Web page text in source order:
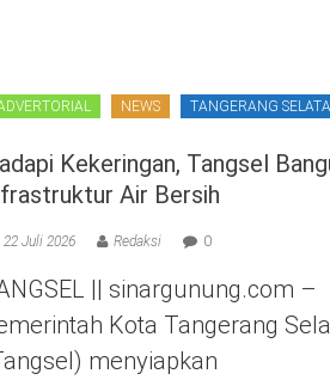
NEWS TANGERANG
Kekeringan, Tangsel
Air Bersih
22 Juli 2026 Redaksi 0
|| sinargunung.com –
Kota Tangerang
menyiapkan